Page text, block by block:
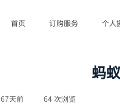
首页 订购服务 个人
蚂
67天前 64 次浏览